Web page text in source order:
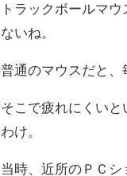
トラックボールマ
ないね。
普通のマウスだと、
そこで疲れにくい
わけ。
当時、近所のＰＣ